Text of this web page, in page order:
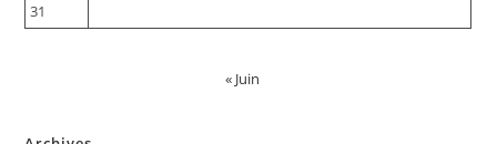
31
« Juin